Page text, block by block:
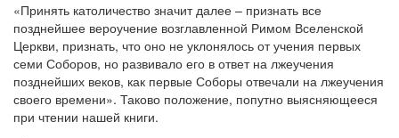
«Принять католичество значит далее – признать все
позднейшее вероучение возглавленной Римом Вселенской
Церкви, признать, что оно не уклонялось от учения первых
семи Соборов, но развивало его в ответ на лжеучения
позднейших веков, как первые Соборы отвечали на лжеучения
своего времени». Таково положение, попутно выясняющееся
при чтении нашей книги.